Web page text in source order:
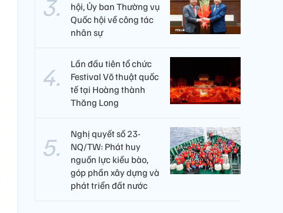
hội, Ủy ban Thường vụ
Quốc hội về công tác
nhân sự
Lần đầu tiên tổ chức
Festival Võ thuật quốc
tế tại Hoàng thành
Thăng Long
Nghị quyết số 23-
NQ/TW: Phát huy
nguồn lực kiều bào,
góp phần xây dựng và
phát triển đất nước